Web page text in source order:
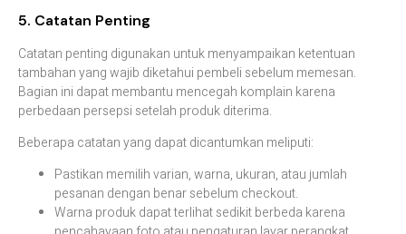
5. Catatan Penting
Catatan penting digunakan untuk menyampaikan ketentuan
tambahan yang wajib diketahui pembeli sebelum memesan.
Bagian ini dapat membantu mencegah komplain karena
perbedaan persepsi setelah produk diterima.
Beberapa catatan yang dapat dicantumkan meliputi:
Pastikan memilih varian, warna, ukuran, atau jumlah
pesanan dengan benar sebelum checkout.
Warna produk dapat terlihat sedikit berbeda karena